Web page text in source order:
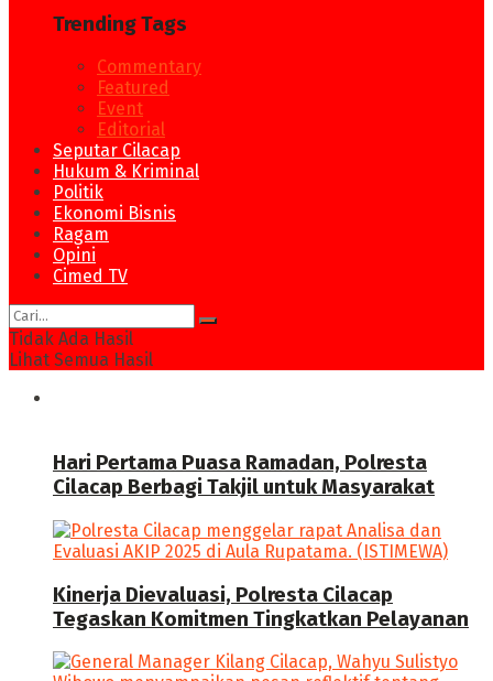
Trending Tags
Commentary
Featured
Event
Editorial
Seputar Cilacap
Hukum & Kriminal
Politik
Ekonomi Bisnis
Ragam
Opini
Cimed TV
Tidak Ada Hasil
Lihat Semua Hasil
Hari Pertama Puasa Ramadan, Polresta
Cilacap Berbagi Takjil untuk Masyarakat
Kinerja Dievaluasi, Polresta Cilacap
Tegaskan Komitmen Tingkatkan Pelayanan